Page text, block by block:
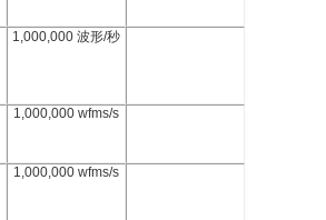
1,000,000 波形/秒
1,000,000 wfms/s
1,000,000 wfms/s